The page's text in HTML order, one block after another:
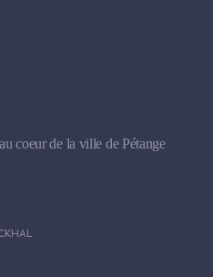
coeur de la ville de Pétange